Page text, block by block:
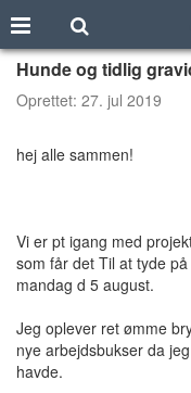
Hunde og tidlig
Oprettet: 27. jul 2019
hej alle sammen!
Vi er pt igang med
som får det Til at tyde på
mandag d 5 august.
Jeg oplever ret ømme
nye arbejdsbukser da
havde.